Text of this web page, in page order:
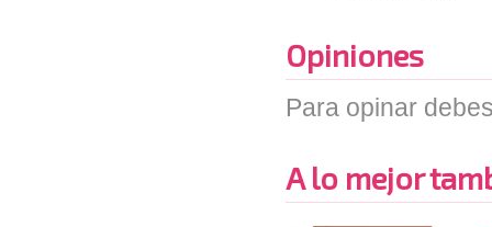
Opiniones
Para opinar
A lo mejor